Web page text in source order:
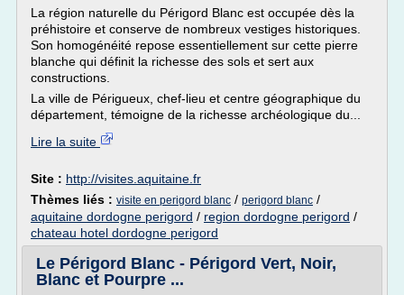
La région naturelle du Périgord Blanc est occupée dès la
préhistoire et conserve de nombreux vestiges historiques.
Son homogénéité repose essentiellement sur cette pierre
blanche qui définit la richesse des sols et sert aux
constructions.
La ville de Périgueux, chef-lieu et centre géographique du
département, témoigne de la richesse archéologique du...
Lire la suite
Site : http://visites.aquitaine.fr
Thèmes liés : visite en perigord blanc / perigord blanc /
aquitaine dordogne perigord / region dordogne perigord /
chateau hotel dordogne perigord
Le Périgord Blanc - Périgord Vert, Noir,
Blanc et Pourpre ...